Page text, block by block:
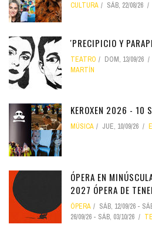
CULTURA SÁB, 22/08/26
'PRECIPICIO Y
TEATRO DOM, 13/09/26
MARTÍN
KEROXEN 2026 - 10
MÚSICA JUE, 10/09/26
ÓPERA EN
2027 ÓPERA DE
ÓPERA SÁB, 12/09/26 -
26/09/26 - SÁB, 03/10/26